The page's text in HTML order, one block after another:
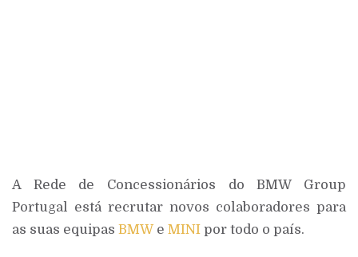
A Rede de Concessionários do BMW Group
Portugal está recrutar novos colaboradores para
as suas equipas BMWe MINI por todo o país.